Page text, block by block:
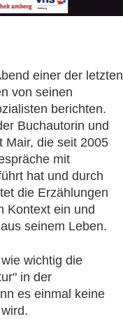
einer der letzten
von seinen
berichten.
Buchautorin und
Mair, die seit 2005
mit
hat und durch
die Erzählungen
Kontext ein und
seinem Leben.
wichtig die
in der
es einmal keine